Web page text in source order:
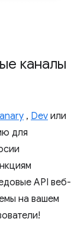
каналы
, Dev или
для
API веб-
на вашем